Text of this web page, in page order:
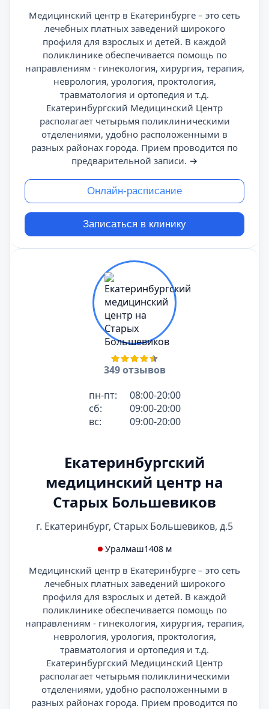
Медицинский центр в Екатеринбурге – это сеть
лечебных платных заведений широкого
профиля для взрослых и детей. В каждой
поликлинике обеспечивается помощь по
направлениям - гинекология, хирургия, терапия,
неврология, урология, проктология,
травматология и ортопедия и т.д.
Екатеринбургский Медицинский Центр
располагает четырьмя поликлиническими
отделениями, удобно расположенными в
разных районах города. Прием проводится по
предварительной записи. →
Онлайн-расписание
Записаться в клинику
349 отзывов
пн-пт:
08:00-20:00
сб:
09:00-20:00
вс:
09:00-20:00
Екатеринбургский
медицинский центр на
Старых Большевиков
г. Екатеринбург, Старых Большевиков, д.5
Уралмаш1408 м
Медицинский центр в Екатеринбурге – это сеть
лечебных платных заведений широкого
профиля для взрослых и детей. В каждой
поликлинике обеспечивается помощь по
направлениям - гинекология, хирургия, терапия,
неврология, урология, проктология,
травматология и ортопедия и т.д.
Екатеринбургский Медицинский Центр
располагает четырьмя поликлиническими
отделениями, удобно расположенными в
разных районах города. Прием проводится по